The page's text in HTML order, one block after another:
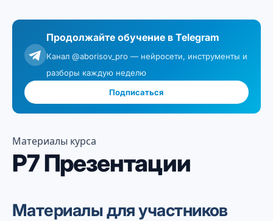
содержимомуПродолжайте обучение в Telegram
Канал @aborisov_pro — нейросети, инструменты и
разборы каждую неделю
Подписаться
Материалы курса
Р7 Презентации
Материалы для участников